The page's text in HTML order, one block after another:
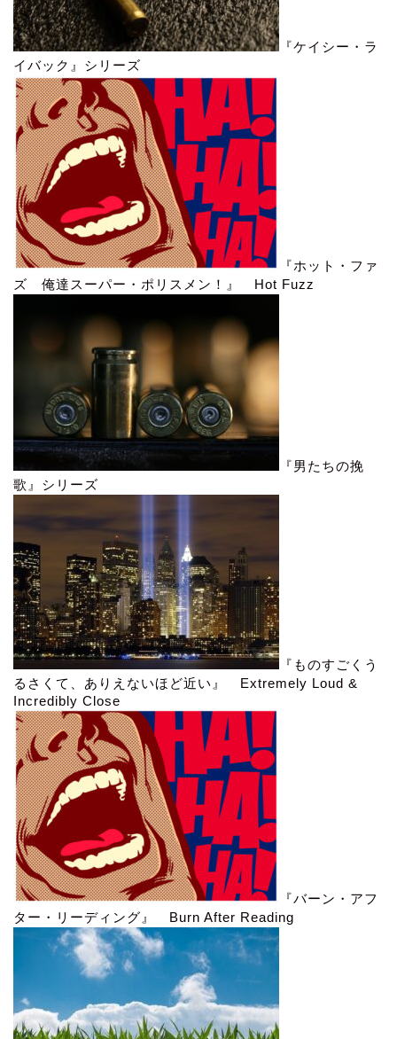
『ケイシー・ラ
イバック』シリーズ
『ホット・ファ
ズ 俺達スーパー・ポリスメン！』 Hot Fuzz
『男たちの挽
歌』シリーズ
『ものすごくう
るさくて、ありえないほど近い』 Extremely Loud &
Incredibly Close
『バーン・アフ
ター・リーディング』 Burn After Reading